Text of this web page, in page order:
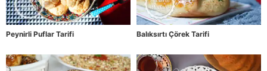
Peynirli Puflar Tarifi Balıksırtı Çörek Tarifi